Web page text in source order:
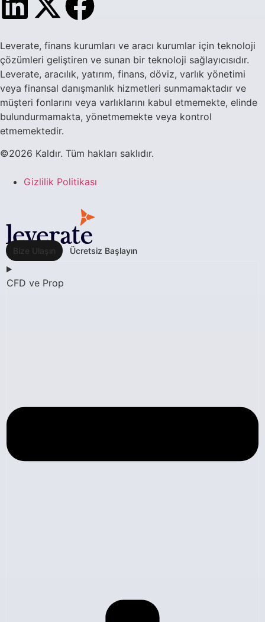
Leverate, finans kurumları ve aracı kurumlar için teknoloji
çözümleri geliştiren ve sunan bir teknoloji sağlayıcısıdır.
Leverate, aracılık, yatırım, finans, döviz, varlık yönetimi
veya finansal danışmanlık hizmetleri sunmamaktadır ve
müşteri fonlarını veya varlıklarını kabul etmemekte, elinde
bulundurmamakta, yönetmemekte veya kontrol
etmemektedir.
©2026 Kaldır. Tüm hakları saklıdır.
Gizlilik Politikası
Bize Ulaşın Ücretsiz Başlayın
CFD ve Prop